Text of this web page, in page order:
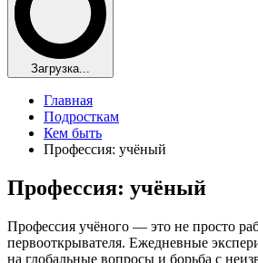
Загрузка...
Главная
Подросткам
Кем быть
Профессия: учёный
Профессия: учёный
Профессия учёного — это не просто
первооткрывателя. Ежедневные
на глобальные вопросы и борьба с